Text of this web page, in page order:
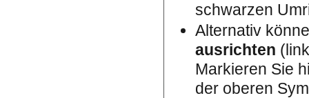
schwarzen
Alternativ
ausrichten
Markieren Sie
der oberen